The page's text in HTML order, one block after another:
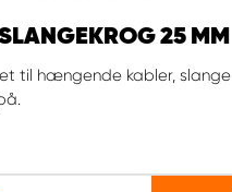
25 MM
til hængende kabler, slange